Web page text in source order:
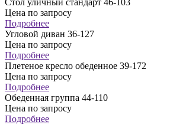
Стол уличный стандарт 46-103
Цена по запросу
Подробнее
Угловой диван 36-127
Цена по запросу
Подробнее
Плетеное кресло обеденное 39-172
Цена по запросу
Подробнее
Обеденная группа 44-110
Цена по запросу
Подробнее